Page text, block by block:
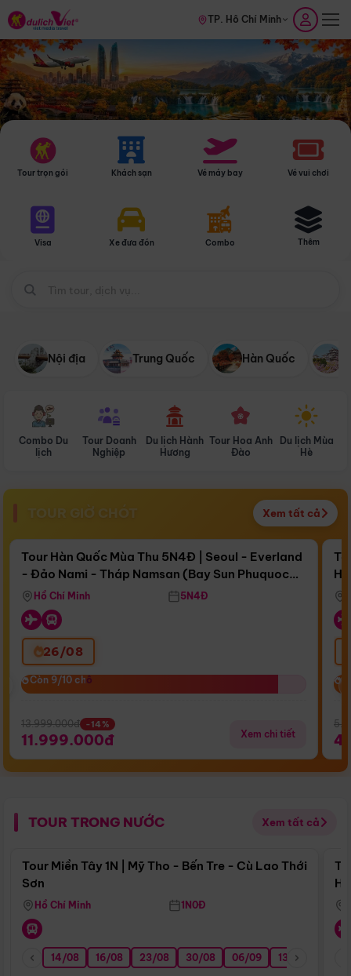
TP. Hồ Chí Minh
Tour trọn gói Khách sạn Vé máy bay Vé vui chơi
Visa Xe đưa đón Combo Thêm
Nội địa Trung Quốc Hàn Quốc
Combo Du
lịch
Tour Doanh
Nghiệp
Du lịch Hành
Hương
Tour Hoa Anh
Đào
Du lịch Mùa
Hè
TOUR GIỜ CHÓT Xem tất cả
Còn16 ngày 09:44:57
Bay Sun Phuquoc Airways
Điểm nổi bật
Tour Hàn Quốc Mùa Thu 5N4Đ | Seoul - Everland
- Đảo Nami - Tháp Namsan (Bay Sun Phuquoc
Airways)
Hồ Chí Minh 5N4Đ
26/08
Còn 9/10 chỗ
Còn 9/10 chỗ
13.999.000đ -14%
11.999.000đ Xem chi tiết
TOUR TRONG NƯỚC Xem tất cả
Điểm nổi bật
Tour Miền Tây 1N | Mỹ Tho - Bến Tre - Cù Lao Thới
Sơn
Hồ Chí Minh 1N0Đ
14/08 16/08 23/08 30/08 06/09 13/09